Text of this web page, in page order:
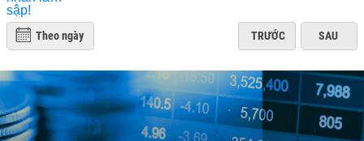
Theo ngày TRƯỚC SAU